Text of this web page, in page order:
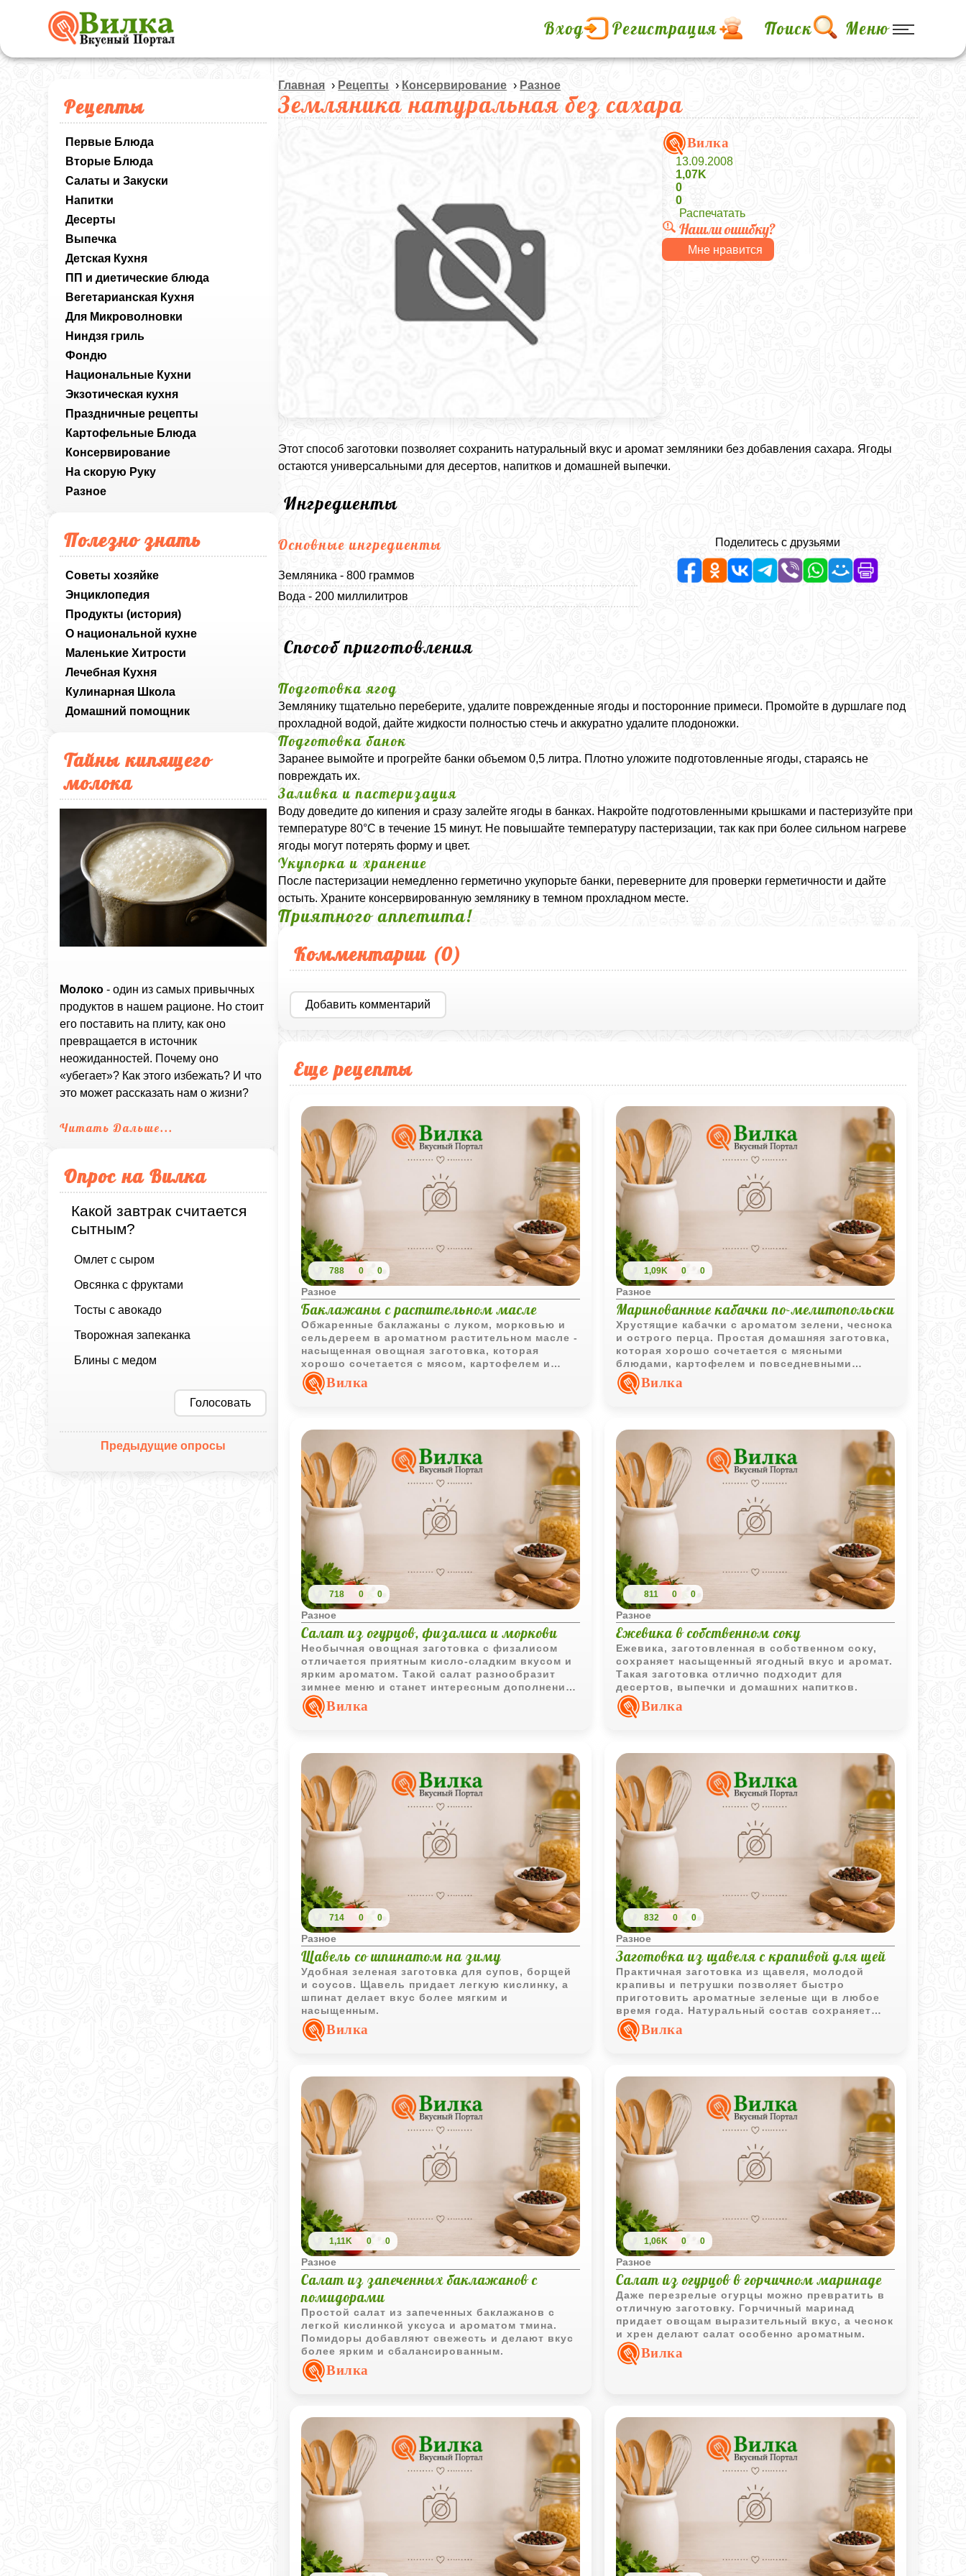
Вход Регистрация Поиск Меню
Рецепты
Первые Блюда
Вторые Блюда
Салаты и Закуски
Напитки
Десерты
Выпечка
Детская Кухня
ПП и диетические блюда
Вегетарианская Кухня
Для Микроволновки
Ниндзя гриль
Фондю
Национальные Кухни
Экзотическая кухня
Праздничные рецепты
Картофельные Блюда
Консервирование
На скорую Руку
Разное
Полезно знать
Советы хозяйке
Энциклопедия
Продукты (история)
О национальной кухне
Маленькие Хитрости
Лечебная Кухня
Кулинарная Школа
Домашний помощник
Тайны кипящего
молока
Молоко - один из самых привычных
продуктов в нашем рационе. Но стоит
его поставить на плиту, как оно
превращается в источник
неожиданностей. Почему оно
«убегает»? Как этого избежать? И что
это может рассказать нам о жизни?
Читать Дальше...
Опрос на Вилка
Какой завтрак считается
сытным?
Омлет с сыром
Овсянка с фруктами
Тосты с авокадо
Творожная запеканка
Блины с медом
Голосовать
Предыдущие опросы
Главная › Рецепты › Консервирование › Разное
Земляника натуральная без сахара
Вилка
13.09.2008
1,07K
0
0
Распечатать
Нашли ошибку?
Мне нравится
Этот способ заготовки позволяет сохранить натуральный вкус и аромат земляники без добавления сахара. Ягоды
остаются универсальными для десертов, напитков и домашней выпечки.
Ингредиенты
Основные ингредиенты
Земляника - 800 граммов
Вода - 200 миллилитров
Поделитесь с друзьями
Способ приготовления
Подготовка ягод
Землянику тщательно переберите, удалите поврежденные ягоды и посторонние примеси. Промойте в дуршлаге под
прохладной водой, дайте жидкости полностью стечь и аккуратно удалите плодоножки.
Подготовка банок
Заранее вымойте и прогрейте банки объемом 0,5 литра. Плотно уложите подготовленные ягоды, стараясь не
повреждать их.
Заливка и пастеризация
Воду доведите до кипения и сразу залейте ягоды в банках. Накройте подготовленными крышками и пастеризуйте при
температуре 80°C в течение 15 минут. Не повышайте температуру пастеризации, так как при более сильном нагреве
ягоды могут потерять форму и цвет.
Укупорка и хранение
После пастеризации немедленно герметично укупорьте банки, переверните для проверки герметичности и дайте
остыть. Храните консервированную землянику в темном прохладном месте.
Приятного аппетита!
Комментарии (0)
Добавить комментарий
Еще рецепты
788 0 0
Разное
Баклажаны с растительном масле
Обжаренные баклажаны с луком, морковью и
сельдереем в ароматном растительном масле -
насыщенная овощная заготовка, которая
хорошо сочетается с мясом, картофелем и
крупами.Вилка
1,09K 0 0
Разное
Маринованные кабачки по-мелитопольски
Хрустящие кабачки с ароматом зелени, чеснока
и острого перца. Простая домашняя заготовка,
которая хорошо сочетается с мясными
блюдами, картофелем и повседневными
закусками.
Вилка
718 0 0
Разное
Салат из огурцов, физалиса и моркови
Необычная овощная заготовка с физалисом
отличается приятным кисло-сладким вкусом и
ярким ароматом. Такой салат разнообразит
зимнее меню и станет интересным дополнением
к повседневным блюдам.
Вилка
811 0 0
Разное
Ежевика в собственном соку
Ежевика, заготовленная в собственном соку,
сохраняет насыщенный ягодный вкус и аромат.
Такая заготовка отлично подходит для
десертов, выпечки и домашних напитков.
Вилка
714 0 0
Разное
Щавель со шпинатом на зиму
Удобная зеленая заготовка для супов, борщей
и соусов. Щавель придает легкую кислинку, а
шпинат делает вкус более мягким и
насыщенным.
Вилка
832 0 0
Разное
Заготовка из щавеля с крапивой для щей
Практичная заготовка из щавеля, молодой
крапивы и петрушки позволяет быстро
приготовить ароматные зеленые щи в любое
время года. Натуральный состав сохраняет
характерный вкус свежей зелени.
Вилка
1,11K 0 0
Разное
Салат из запеченных баклажанов с
помидорами
Простой салат из запеченных баклажанов с
легкой кислинкой уксуса и ароматом тмина.
Помидоры добавляют свежесть и делают вкус
более ярким и сбалансированным.
Вилка
1,06K 0 0
Разное
Салат из огурцов в горчичном маринаде
Даже перезрелые огурцы можно превратить в
отличную заготовку. Горчичный маринад
придает овощам выразительный вкус, а чеснок
и хрен делают салат особенно ароматным.
Вилка